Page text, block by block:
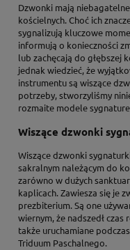
Dzwonki mają
kościelnych. Choć ich
sygnalizują kluczowe
informują o konieczności
lub zachęcają do głębszej
jednak wiedzieć, że
instrumentu są wiszące
potrzeby, stworzyliśmy
rozmaite modele
Wiszące dzwonki
Wiszące dzwonki
sakralnym należącym do
zarówno w dużych
kaplicach. Zawiesza się je
prezbiterium. Są one
wiernym, że nadszedł
także uruchamiane
Triduum Paschalnego.